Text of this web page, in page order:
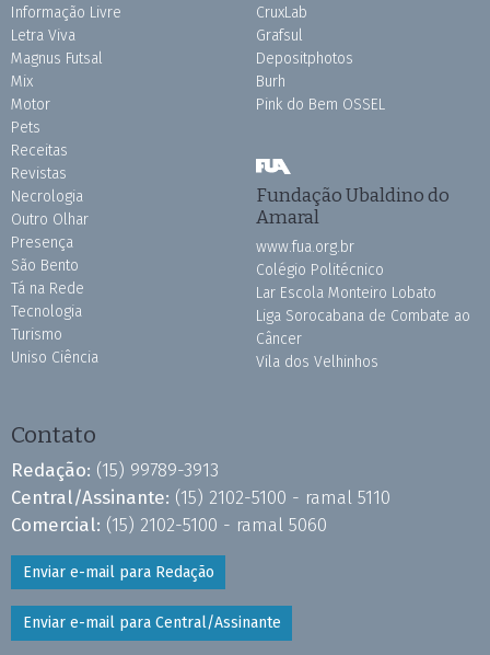
Informação Livre
Letra Viva
Magnus Futsal
Mix
Motor
Pets
Receitas
Revistas
Necrologia
Outro Olhar
Presença
São Bento
Tá na Rede
Tecnologia
Turismo
Uniso Ciência
CruxLab
Grafsul
Depositphotos
Burh
Pink do Bem OSSEL
Fundação Ubaldino do
Amaral
www.fua.org.br
Colégio Politécnico
Lar Escola Monteiro Lobato
Liga Sorocabana de Combate ao
Câncer
Vila dos Velhinhos
Contato
Redação: (15) 99789-3913
Central/Assinante: (15) 2102-5100 - ramal 5110
Comercial: (15) 2102-5100 - ramal 5060
Enviar e-mail para Redação
Enviar e-mail para Central/Assinante